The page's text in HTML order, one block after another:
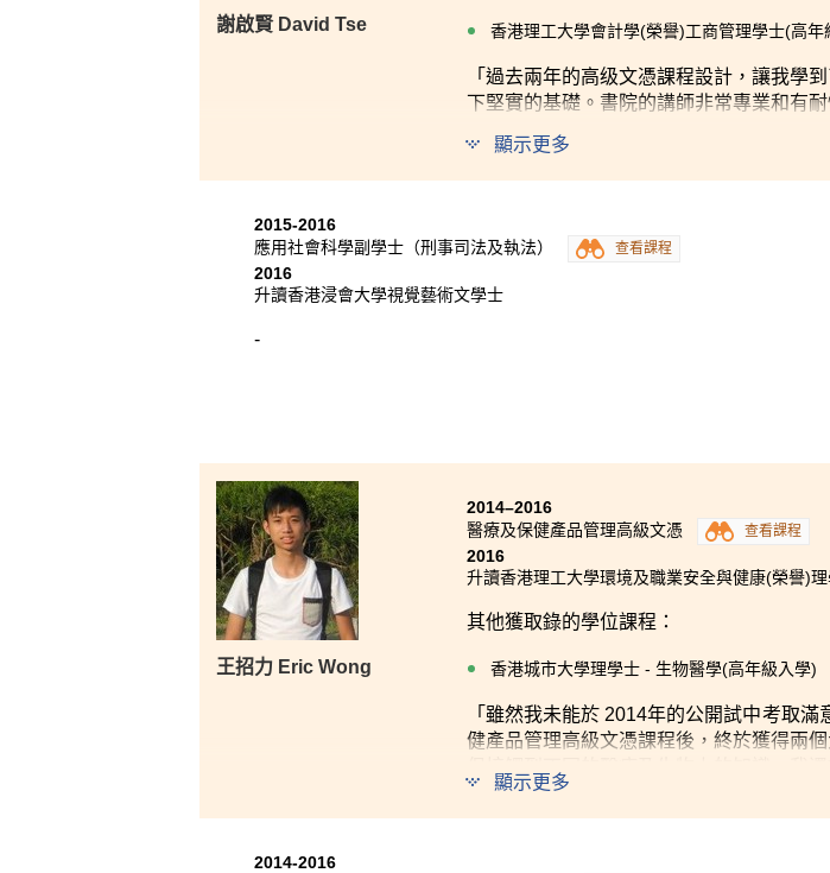
謝啟賢 David Tse 香港理工大學會計學(榮譽)工商管理學士(高年
「過去兩年的高级文憑課程設計，讓我學
下堅實的基礎。書院的講師非常專業和有
顯示更多
2015-2016
應用社會科學副學士（刑事司法及執法）
查看課程
2016
升讀香港浸會大學視覺藝術文學士
-
王招力 Eric Wong
2014–2016
醫療及保健產品管理高級文憑
查看課程
2016
升讀香港理工大學環境及職業安全與健康(榮譽)
其他獲取錄的學位課程：
香港城市大學理學士 - 生物醫學(高年級入學)
「雖然我未能於 2014年的公開試中考取滿
健產品管理高級文憑課程後，終於獲得兩
用心教學。事實上，這個課程的升學出路
及感恩能夠成為此課程的學生。」
顯示更多
2014-2016